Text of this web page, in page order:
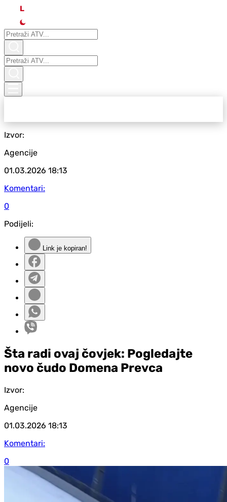
L
Izvor:
Agencije
01.03.2026 18:13
Komentari:
0
Podijeli:
Link je kopiran!
Šta radi ovaj čovjek: Pogledajte
novo čudo Domena Prevca
Izvor:
Agencije
01.03.2026 18:13
Komentari:
0